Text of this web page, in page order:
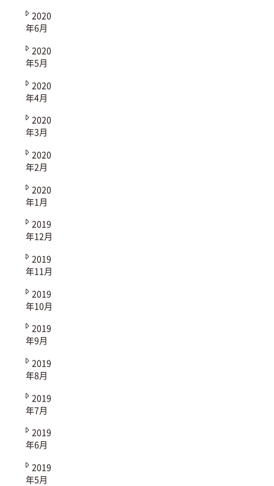
2020
年6月
2020
年5月
2020
年4月
2020
年3月
2020
年2月
2020
年1月
2019
年12月
2019
年11月
2019
年10月
2019
年9月
2019
年8月
2019
年7月
2019
年6月
2019
年5月